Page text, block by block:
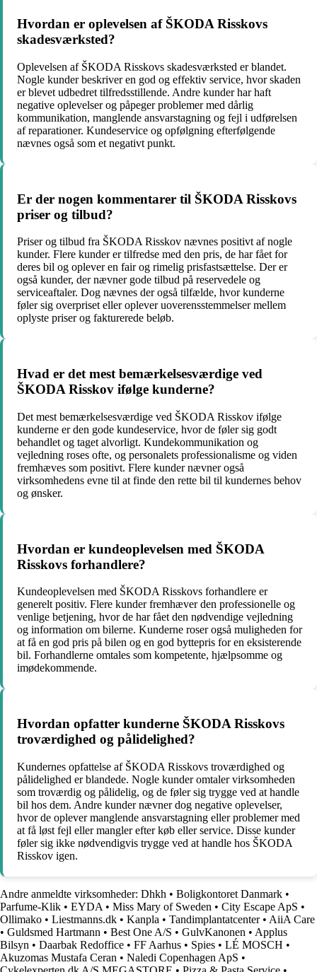
Hvordan er oplevelsen af ŠKODA Risskovs
skadesværksted?
Oplevelsen af ŠKODA Risskovs skadesværksted er blandet.
Nogle kunder beskriver en god og effektiv service, hvor skaden
er blevet udbedret tilfredsstillende. Andre kunder har haft
negative oplevelser og påpeger problemer med dårlig
kommunikation, manglende ansvarstagning og fejl i udførelsen
af reparationer. Kundeservice og opfølgning efterfølgende
nævnes også som et negativt punkt.
Er der nogen kommentarer til ŠKODA Risskovs
priser og tilbud?
Priser og tilbud fra ŠKODA Risskov nævnes positivt af nogle
kunder. Flere kunder er tilfredse med den pris, de har fået for
deres bil og oplever en fair og rimelig prisfastsættelse. Der er
også kunder, der nævner gode tilbud på reservedele og
serviceaftaler. Dog nævnes der også tilfælde, hvor kunderne
føler sig overpriset eller oplever uoverensstemmelser mellem
oplyste priser og fakturerede beløb.
Hvad er det mest bemærkelsesværdige ved
ŠKODA Risskov ifølge kunderne?
Det mest bemærkelsesværdige ved ŠKODA Risskov ifølge
kunderne er den gode kundeservice, hvor de føler sig godt
behandlet og taget alvorligt. Kundekommunikation og
vejledning roses ofte, og personalets professionalisme og viden
fremhæves som positivt. Flere kunder nævner også
virksomhedens evne til at finde den rette bil til kundernes behov
og ønsker.
Hvordan er kundeoplevelsen med ŠKODA
Risskovs forhandlere?
Kundeoplevelsen med ŠKODA Risskovs forhandlere er
generelt positiv. Flere kunder fremhæver den professionelle og
venlige betjening, hvor de har fået den nødvendige vejledning
og information om bilerne. Kunderne roser også muligheden for
at få en god pris på bilen og en god byttepris for en eksisterende
bil. Forhandlerne omtales som kompetente, hjælpsomme og
imødekommende.
Hvordan opfatter kunderne ŠKODA Risskovs
troværdighed og pålidelighed?
Kundernes opfattelse af ŠKODA Risskovs troværdighed og
pålidelighed er blandede. Nogle kunder omtaler virksomheden
som troværdig og pålidelig, og de føler sig trygge ved at handle
bil hos dem. Andre kunder nævner dog negative oplevelser,
hvor de oplever manglende ansvarstagning eller problemer med
at få løst fejl eller mangler efter køb eller service. Disse kunder
føler sig ikke nødvendigvis trygge ved at handle hos ŠKODA
Risskov igen.
Andre anmeldte virksomheder: Dhkh • Boligkontoret Danmark •
Parfume-Klik • EYDA • Miss Mary of Sweden • City Escape ApS •
Ollimako • Liestmanns.dk • Kanpla • Tandimplantatcenter• AiiA Care
• Guldsmed Hartmann • Best One A/S • GulvKanonen • Applus
Bilsyn • Daarbak Redoffice • FF Aarhus • Spies • LÉ MOSCH •
Akuzomas Mustafa Ceran • Naledi Copenhagen ApS •